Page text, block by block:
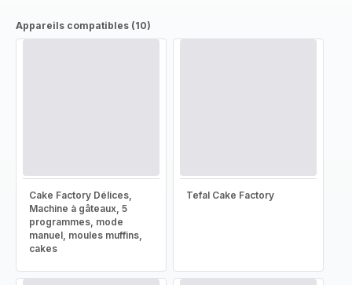
Appareils compatibles (10)
Cake Factory Délices,
Machine à gâteaux, 5
programmes, mode
manuel, moules muffins,
cakes
Tefal Cake Factory